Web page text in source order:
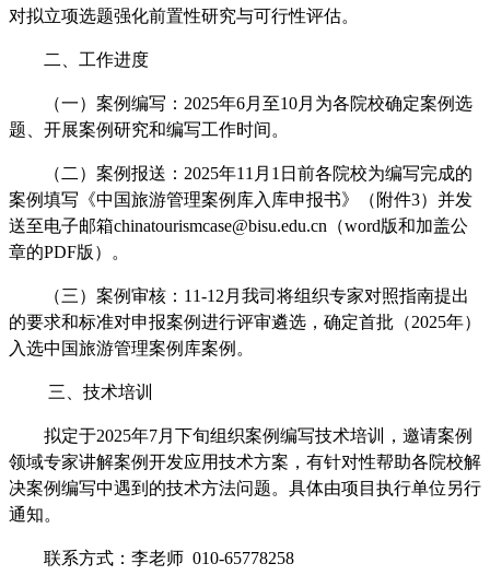
对拟立项选题强化前置性研究与可行性评估。
二、 工作进度
（一）案例编写： 2025年6月至10月为各院校确定案例选
题、开展案例研究和编写工作时间。
（二）案例报送： 2025年11 月1 日前各院校为编写完成的
案例填写《中国旅游管理案例库入库申报书》（附件3）并发
送至电子邮箱chinatourismcase@bisu.edu.cn （word版和加盖公
章的PDF版）。
（三）案例审核： 11-12 月我司将组织专家对照指南提出
的要求和标准对申报案例进行评审遴选，确定首批（2025年）
入选中国旅游管理案例库案例。
三、技术培训
拟定于2025年7月下旬组织案例编写技术培训，邀请案例
领域专家讲解案例开发应用技术方案，有针对性帮助各院校解
决案例编写中遇到的技术方法问题。具体由项目执行单位另行
通知。
联系方式：李老师 010-65778258